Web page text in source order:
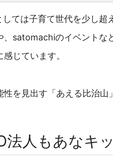
ては子育て世代を少し
satomachiのイベントな
じています。
を見出す「あえる比治山
法人もあなキ